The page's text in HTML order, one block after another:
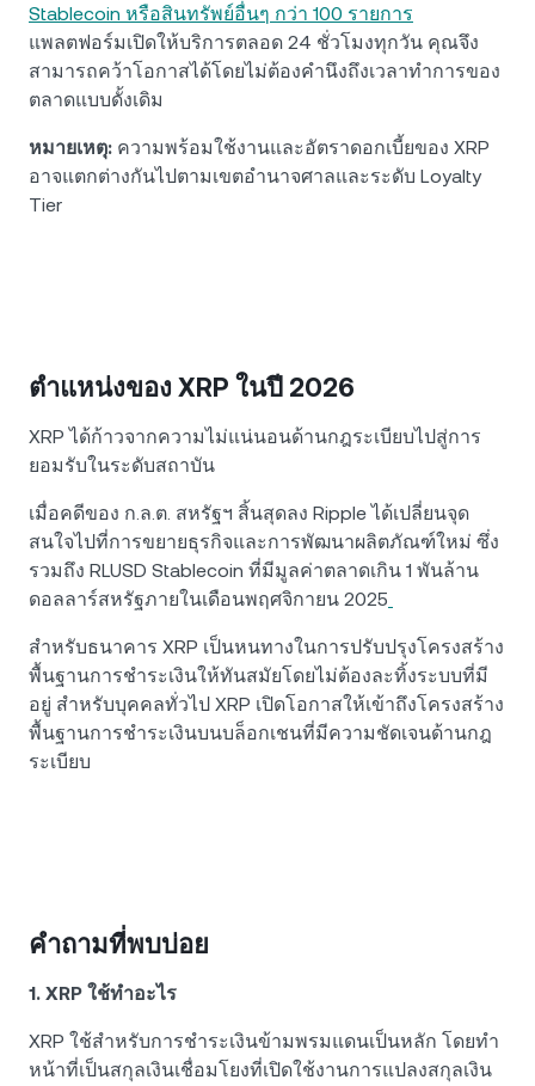
Stablecoin หรือสินทรัพย์อื่นๆ กว่า 100 รายการ
แพลตฟอร์มเปิดให้บริการตลอด 24 ชั่วโมงทุกวัน คุณจึง
สามารถคว้าโอกาสได้โดยไม่ต้องคำนึงถึงเวลาทำการของ
ตลาดแบบดั้งเดิม
หมายเหตุ: ความพร้อมใช้งานและอัตราดอกเบี้ยของ XRP
อาจแตกต่างกันไปตามเขตอำนาจศาลและระดับ Loyalty
Tier
ตำแหน่งของ XRP ในปี 2026
XRP ได้ก้าวจากความไม่แน่นอนด้านกฎระเบียบไปสู่การ
ยอมรับในระดับสถาบัน
เมื่อคดีของ ก.ล.ต. สหรัฐฯ สิ้นสุดลง Ripple ได้เปลี่ยนจุด
สนใจไปที่การขยายธุรกิจและการพัฒนาผลิตภัณฑ์ใหม่ ซึ่ง
รวมถึง RLUSD Stablecoin ที่มีมูลค่าตลาดเกิน 1 พันล้าน
ดอลลาร์สหรัฐภายในเดือนพฤศจิกายน 2025
สำหรับธนาคาร XRP เป็นหนทางในการปรับปรุงโครงสร้าง
พื้นฐานการชำระเงินให้ทันสมัยโดยไม่ต้องละทิ้งระบบที่มี
อยู่ สำหรับบุคคลทั่วไป XRP เปิดโอกาสให้เข้าถึงโครงสร้าง
พื้นฐานการชำระเงินบนบล็อกเชนที่มีความชัดเจนด้านกฎ
ระเบียบ
คำถามที่พบบ่อย
1. XRP ใช้ทำอะไร
XRP ใช้สำหรับการชำระเงินข้ามพรมแดนเป็นหลัก โดยทำ
หน้าที่เป็นสกุลเงินเชื่อมโยงที่เปิดใช้งานการแปลงสกุลเงิน